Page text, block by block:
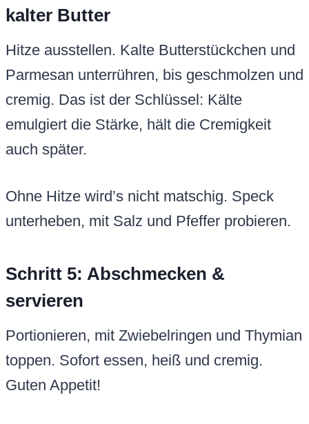
kalter Butter
Hitze ausstellen. Kalte Butterstückchen und
Parmesan unterrühren, bis geschmolzen und
cremig. Das ist der Schlüssel: Kälte
emulgiert die Stärke, hält die Cremigkeit
auch später.
Ohne Hitze wird’s nicht matschig. Speck
unterheben, mit Salz und Pfeffer probieren.
Schritt 5: Abschmecken &
servieren
Portionieren, mit Zwiebelringen und Thymian
toppen. Sofort essen, heiß und cremig.
Guten Appetit!